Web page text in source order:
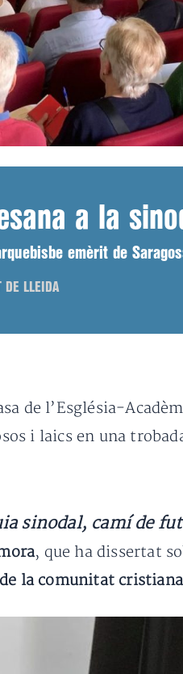
a la
emèrit de
DE LLEIDA
de l’Església-
i laics en una
sinodal, camí de
, que ha dissertat
la comunitat